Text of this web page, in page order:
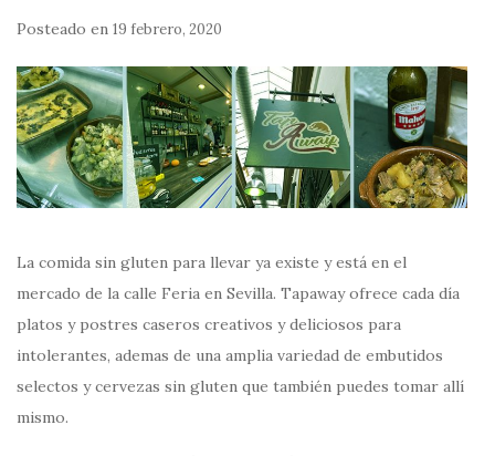
Posteado en 19 febrero, 2020
La comida sin gluten para llevar ya existe y está en el
mercado de la calle Feria en Sevilla. Tapaway ofrece cada día
platos y postres caseros creativos y deliciosos para
intolerantes, ademas de una amplia variedad de embutidos
selectos y cervezas sin gluten que también puedes tomar allí
mismo.